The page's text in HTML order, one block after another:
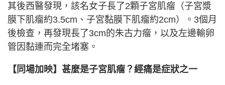
其後西醫發現，該名女子長了2顆子宮肌瘤（子宮漿
膜下肌瘤約3.5cm、子宮黏膜下肌瘤約2cm）。3個月
後檢查，再發現長了3cm的朱古力瘤，以及左邊輸卵
管因黏連而完全堵塞。
【同場加映】甚麼是子宮肌瘤？經痛是症狀之一